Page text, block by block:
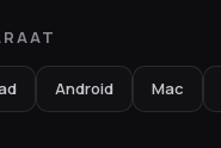
Android Mac